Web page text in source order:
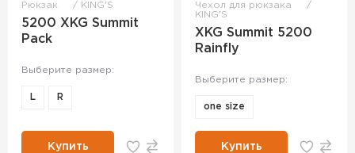
Рюкзак KING'S
5200 XKG Summit
Pack
Выберите размер:
L R
Купить
Чехол для рюкзака
KING'S
XKG Summit 5200
Rainfly
Выберите размер:
one size
Купить